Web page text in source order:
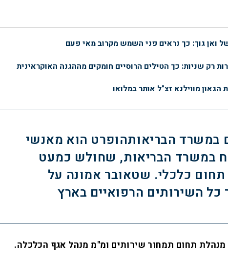
ואן גוך: כך נראים פני השמש מקרוב מאי פעם
רק שניות: כך הטילים הרוסיים חומקים מההגנה האוקראינית
הגאון מווילנא זצ"ל אותר במלואו
במשרד הבריאותהופרט הוא מאנשי
במשרד הבריאות, שחולש כמעט
כלכלי. שטאובר אמונה על
כל השירותים הרפואיים בארץ
מנהלת תחום תמחור שירותים ומ"מ מנהל אגף הכלכלה.